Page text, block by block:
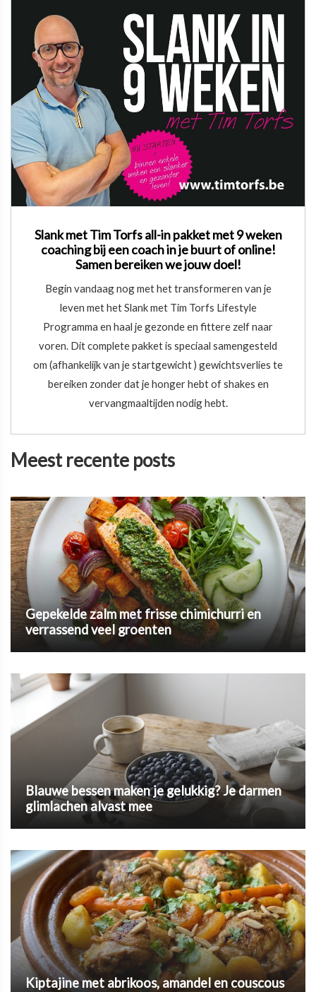
Slank met Tim Torfs all-in pakket met 9 weken
coaching bij een coach in je buurt of online!
Samen bereiken we jouw doel!
Begin vandaag nog met het transformeren van je
leven met het Slank met Tim Torfs Lifestyle
Programma en haal je gezonde en fittere zelf naar
voren. Dit complete pakket is speciaal samengesteld
om (afhankelijk van je startgewicht ) gewichtsverlies te
bereiken zonder dat je honger hebt of shakes en
vervangmaaltijden nodig hebt.
Meest recente posts
Gepekelde zalm met frisse chimichurri en
verrassend veel groenten
Blauwe bessen maken je gelukkig? Je darmen
glimlachen alvast mee
Kiptajine met abrikoos, amandel en couscous